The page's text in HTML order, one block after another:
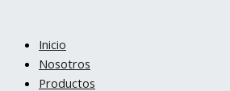
Inicio
Nosotros
Productos